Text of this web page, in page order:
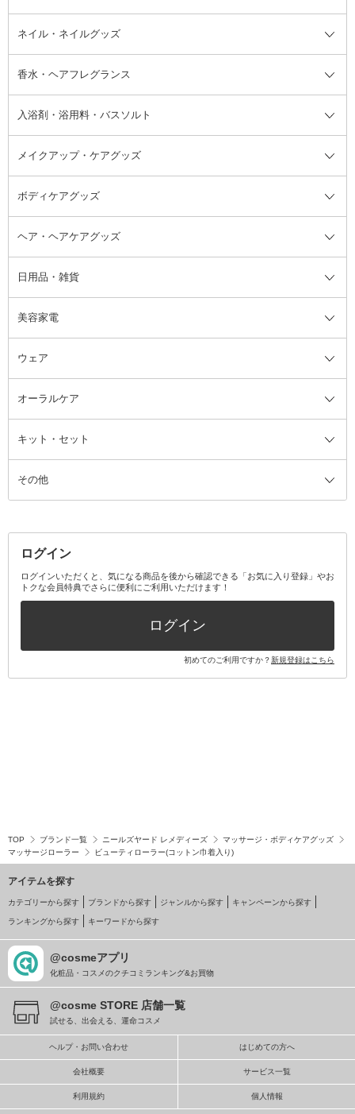
洗い流すパック・マスク
リップクリーム・リップケア
顔用マッサージ料
チーク
ハイライト・シェーディング
バストケア
ネイルケア
脱毛・除毛ケア
ヘアスタイリング剤
頭皮ケア・育毛剤
その他シャンプー・ヘアケア・ヘ
アスタイリング
サンオイル・タンニング
その他日焼け対策・UVケア
デオドラント・制汗剤・汗ケア全
て
フット用デオドラント・制汗剤・
汗ケア
ネイル・ネイルグッズ
ネイル・ネイルグッズ全て
ジェルネイル
リムーバー・除光液
香水・ヘアフレグランス
香水・ヘアフレグランス全て
フレグランスミスト
その他香水・ヘアフレグランス
入浴剤・浴用料・バスソルト
入浴剤・浴用料・バスソルト全て
バスソルト
メイクアップ・ケアグッズ
メイクアップ・ケアグッズ全て
コットン・綿棒
洗顔グッズ
ブラシ・チップ
ツィザー・毛抜き
カミソリ
ファンデーション・パウダーケー
ス
ミラー・鏡
ボディケアグッズ
ボディケアグッズ全て
マッサージ・ボディケアグッズ
かかと・角質ケアグッズ
絆創膏
ヘア・ヘアケアグッズ
ヘア・ヘアケアグッズ全て
ヘアゴム
ヘアバンド
ヘッドマッサージブラシ
日用品・雑貨
日用品・雑貨全て
柔軟剤
ルームフレグランス・ディフュー
ザー
アロマキャンドル
消臭剤・芳香剤
美容家電
美容家電全て
ボディケア美容家電
その他美容家電
ウェア
ウェア全て
レッグウェア
オーラルケア
オーラルケア全て
歯ブラシ
その他オーラルケア
キット・セット
キット・セット全て
ボディケアキット
その他キット・セット
その他
ログイン
ログインいただくと、気になる商品を後から確認できる「お気に入り登録」やお
トクな会員特典でさらに便利にご利用いただけます！
ログイン
初めてのご利用ですか？新規登録はこちら
TOP ブランド一覧 ニールズヤード レメディーズ
マッサージ・ボディケアグッズ
マッサージローラー
ビューティローラー(コットン巾着入り)
アイテムを探す
カテゴリーから探す ブランドから探す ジャンルから探す キャンペーンから探す
ランキングから探す キーワードから探す
@cosmeアプリ
化粧品・コスメのクチコミランキング&お買物
@cosme STORE 店舗一覧
試せる、出会える、運命コスメ
ヘルプ・お問い合わせ はじめての方へ
会社概要 サービス一覧
利用規約 個人情報